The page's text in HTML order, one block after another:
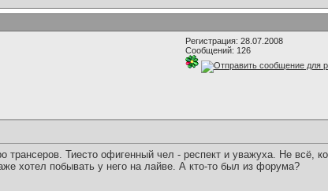
Регистрация: 28.07.2008
Сообщений: 126
трансеров. Тиесто офигенный чел - респект и уважуха. Не всё,
хотел побывать у него на лайве. А кто-то был из форума?